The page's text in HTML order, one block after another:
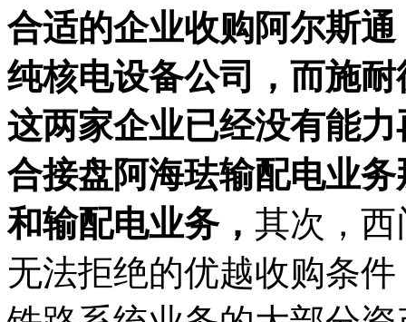
合适的企业收购阿尔斯
纯核电设备公司，而施
这两家企业已经没有能
合接盘阿海珐输配电业
和输配电业务， 其次，
无法拒绝的优越收购条